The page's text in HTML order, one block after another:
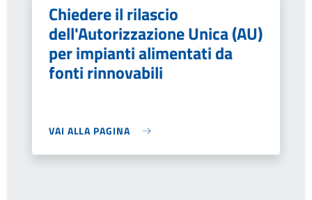
Chiedere il rilascio
dell'Autorizzazione Unica (AU)
per impianti alimentati da
fonti rinnovabili
VAI ALLA PAGINA